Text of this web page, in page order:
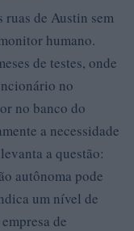
de Austin sem
humano.
de testes, onde
no
no banco do
a necessidade
a questão:
autônoma pode
um nível de
de